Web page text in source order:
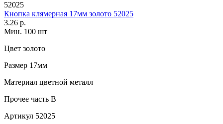
52025
Кнопка клямерная 17мм золото 52025
3.26 р.
Мин. 100 шт
Цвет золото
Размер 17мм
Материал цветной металл
Прочее часть B
Артикул 52025